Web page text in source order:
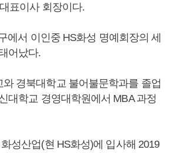
표이사 회장이다.
에서 이인중 HS화성 명예회장의 세
어났다.
경북대학교 불어불문학과를 졸업
대학교 경영대학원에서 MBA 과정
성산업(현 HS화성)에 입사해 2019